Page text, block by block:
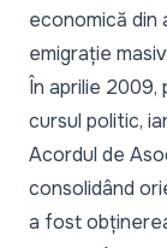
economică din
emigrație
În aprilie
cursul politic,
Acordul de
consolidând
a fost